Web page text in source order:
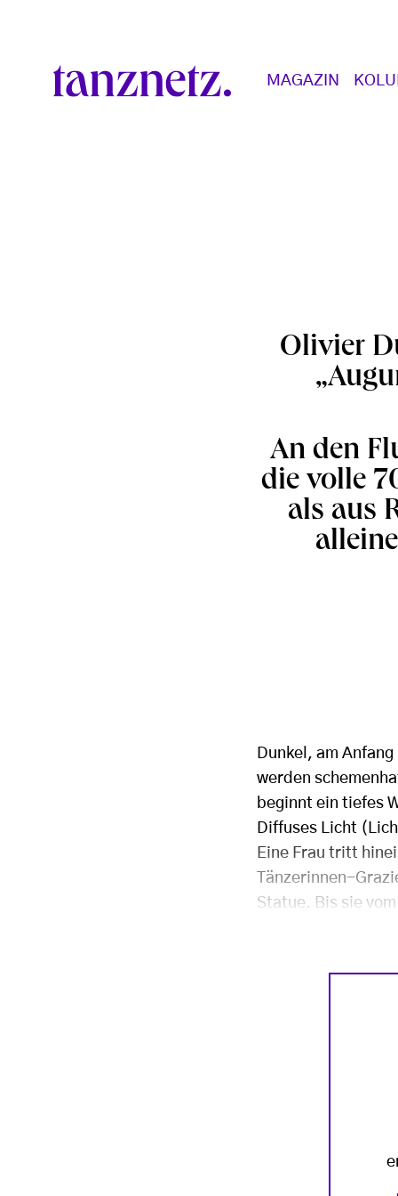
Main navigation
MAGAZIN
Olivier
An den
die volle
als aus
Dunkel, am
werden
beginnt ein tiefes
Diffuses Licht
Eine Frau tritt
Tänzerinnen-
Statue. Bis sie